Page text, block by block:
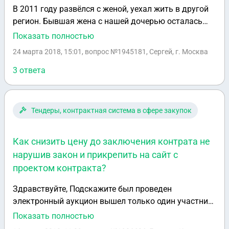
тысячами рублями в месяц + алименты. По моей
личной просьбе к ней передать мне деньги
отказалась. Заранее спасибо за ответ!
В 2011 году развёлся с женой, уехал жить в другой
регион. Бывшая жена с нашей дочерью осталась
жить в квартире, которая была куплена мной в
новым мужем, с ребёнком, который родился у них, а
также с моей дочерью. Ежегодно через приставов с
меня взыскивают долги по коммунальным услугам
квартиру не платит и не собирается. Вопрос такой -
выручку с продажи, или может срок исковой
давности по разделу имущества уже прошёл? И
второй вопрос, если я заберу дочь к себе, как
алиментам?
Показать полностью
24 марта 2018, 15:01 , вопрос №1945181, Сергей, г. Москва
3 ответа
Тендеры, контрактная система в сфере закупок
Как снизить цену до заключения контрата не
нарушив закон и прикрепить на сайт с
проектом контракта?
Здравствуйте, Подскажите был проведен
электронный аукцион вышел только один участник
с ним мы заключили контракт как с единственным
Показать полностью